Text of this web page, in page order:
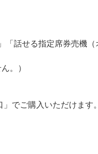
話せる指定席券売機（
。）
でご購入いただけます。